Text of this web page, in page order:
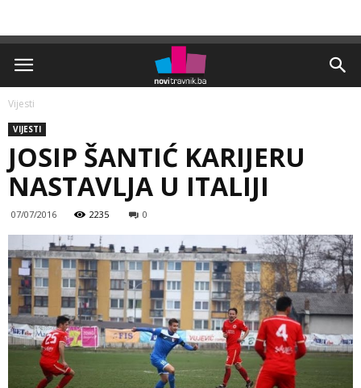
Vijesti
VIJESTI
JOSIP ŠANTIĆ KARIJERU
NASTAVLJA U ITALIJI
07/07/2016 2235 0